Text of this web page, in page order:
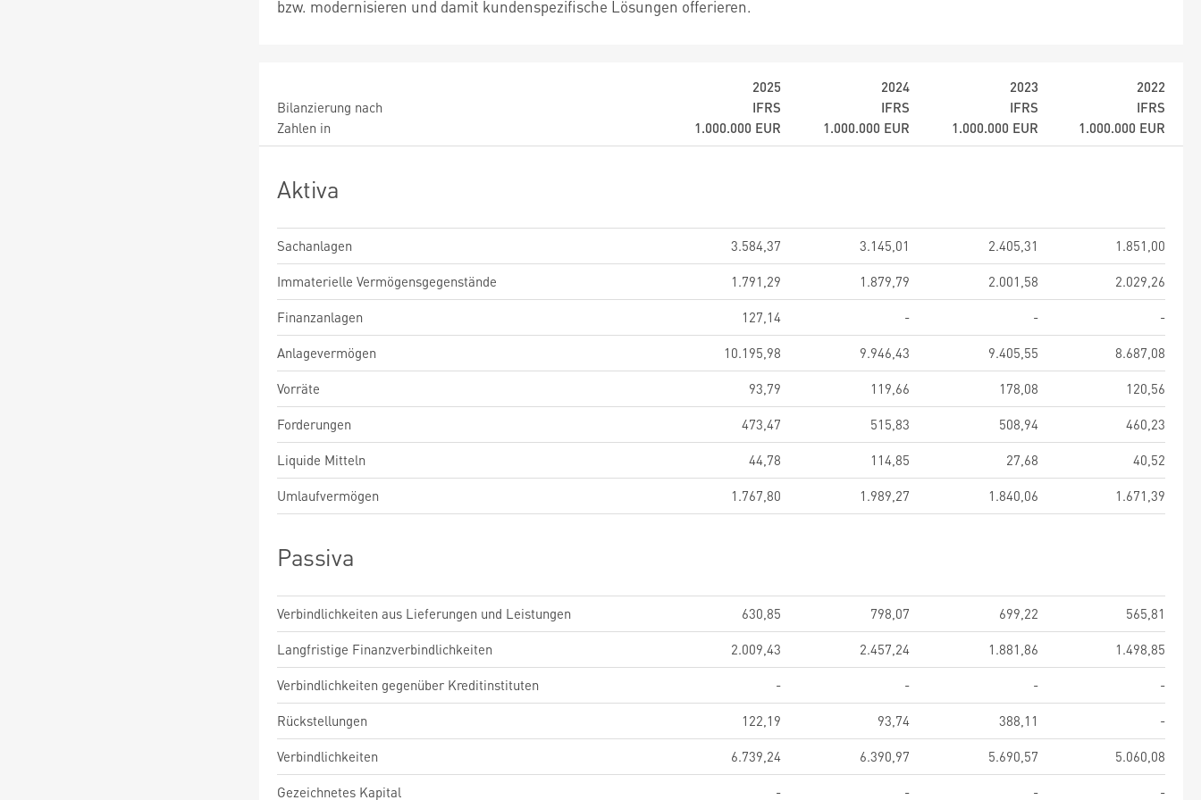
bzw. modernisieren und damit kundenspezifische Lösungen offerieren.
Bilanzierung nach
Zahlen in
2025
IFRS
1.000.000 EUR
2024
IFRS
1.000.000 EUR
2023
IFRS
1.000.000 EUR
2022
IFRS
1.000.000 EUR
Aktiva
Sachanlagen 3.584,37 3.145,01 2.405,31
1.851,00
Immaterielle Vermögensgegenstände
1.791,29 1.879,79 2.001,58
2.029,26
Finanzanlagen
127,14 - -
-
Anlagevermögen
10.195,98 9.946,43 9.405,55
8.687,08
Vorräte
93,79 119,66 178,08
120,56
Forderungen
473,47 515,83 508,94
460,23
Liquide Mitteln
44,78 114,85 27,68
40,52
Umlaufvermögen
1.767,80 1.989,27 1.840,06 1.671,39
Passiva
Verbindlichkeiten aus Lieferungen und Leistungen 630,85 798,07 699,22
565,81
Langfristige Finanzverbindlichkeiten
2.009,43 2.457,24 1.881,86
1.498,85
Verbindlichkeiten gegenüber Kreditinstituten
- - -
-
Rückstellungen
122,19 93,74 388,11
-
Verbindlichkeiten
6.739,24 6.390,97 5.690,57
5.060,08
Gezeichnetes Kapital
- - - -